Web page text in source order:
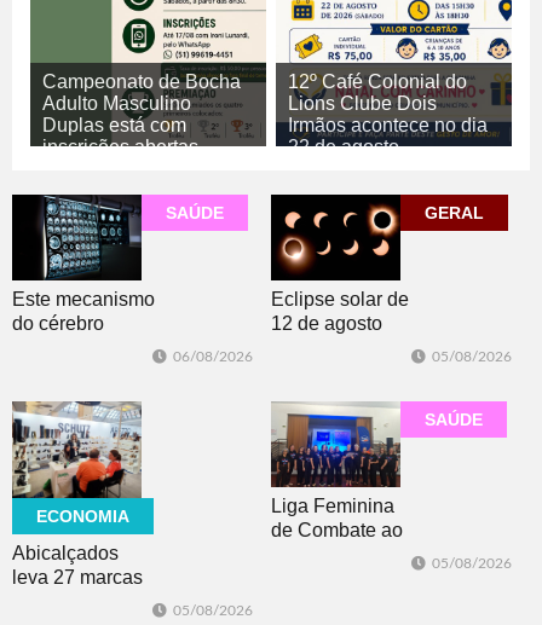
Campeonato de Bocha
Adulto Masculino
Duplas está com
inscrições abertas
ESPORTE
12º Café Colonial do
Lions Clube Dois
Irmãos acontece no dia
22 de agosto
SAÚDE
Este mecanismo
do cérebro
06/08/2026
GERAL
Eclipse solar de
12 de agosto
fenômeno será
visível
05/08/2026
ECONOMIA
Abicalçados
leva 27 marcas
05/08/2026
SAÚDE
Liga Feminina
de Combate ao
05/08/2026